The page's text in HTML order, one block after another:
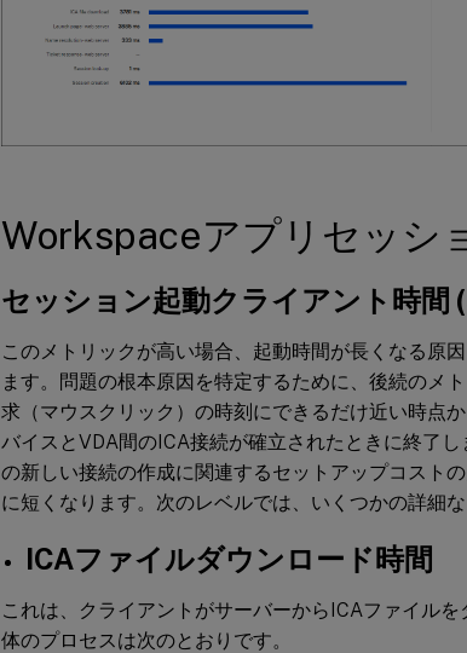
Workspaceアプリセッシ
セッション起動クライアント時間
このメトリックが高い場合、起動時間が長くなる原
ます。問題の根本原因を特定するために、後続のメ
求（マウスクリック）の時刻にできるだけ近い時点
バイスとVDA間のICA接続が確立されたときに終了
の新しい接続の作成に関連するセットアップコスト
に短くなります。次のレベルでは、いくつかの詳細
ICAファイルダウンロード時間
これは、クライアントがサーバーからICAファイル
体のプロセスは次のとおりです。